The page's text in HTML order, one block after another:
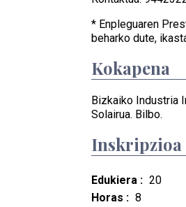
* Enpleguaren
beharko dute,
Kokapena
Bizkaiko Industria
Solairua. Bilbo.
Inskripzioa
Edukiera : 20
Horas : 8